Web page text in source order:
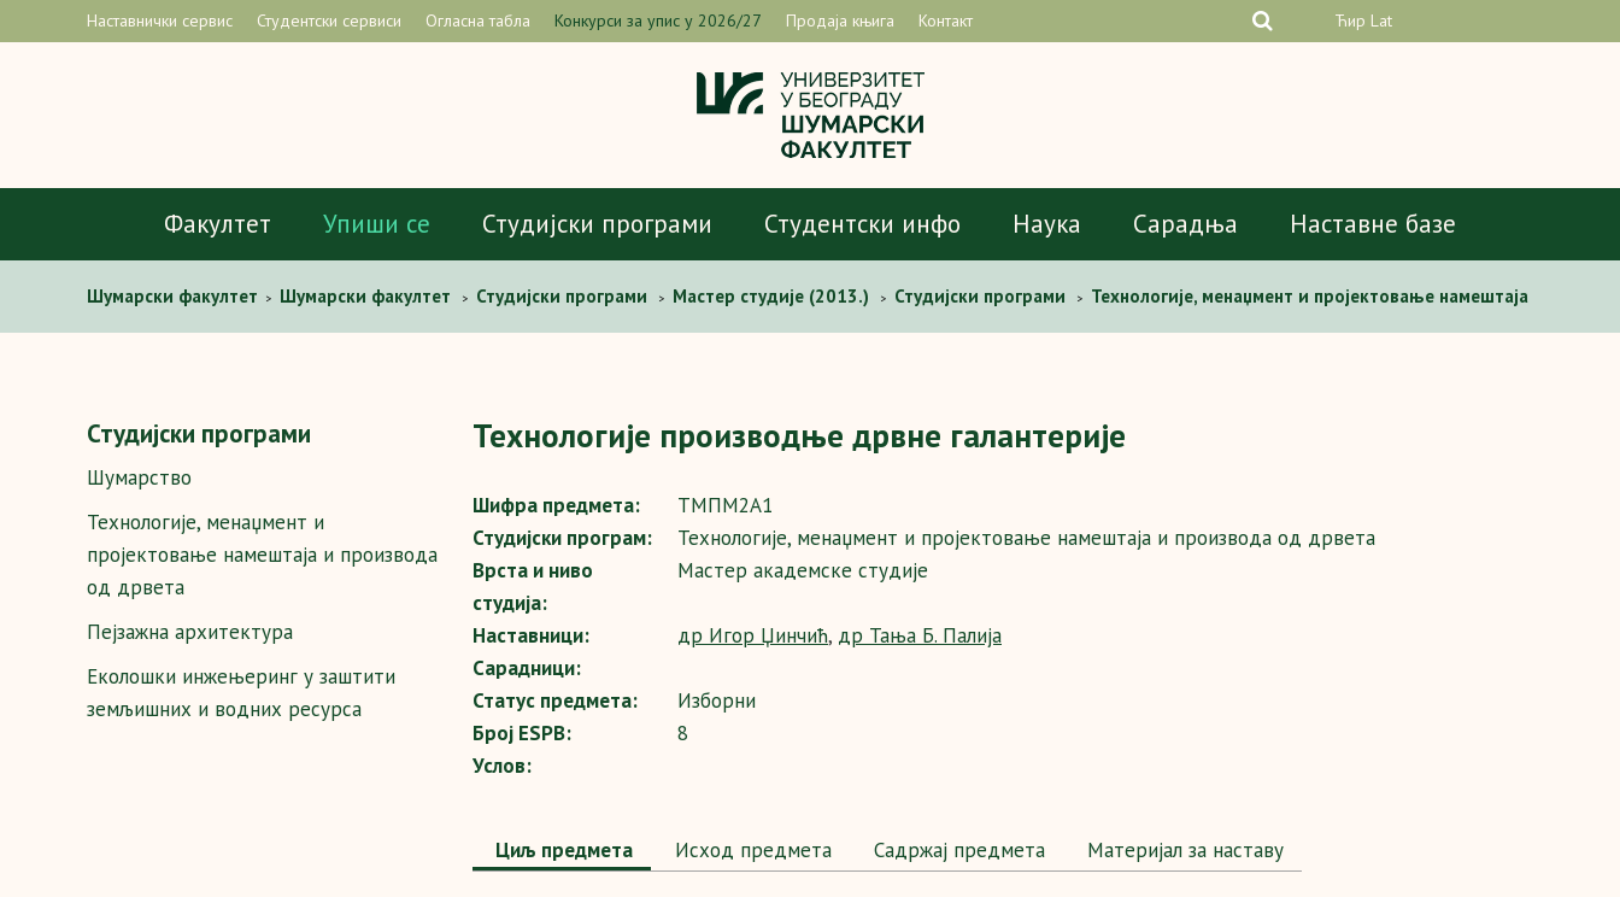
Наставнички сервис Студентски сервиси Огласна табла Конкурси за упис у 2026/27 Продаја књига Контакт Ћир Lat
Факултет Упиши се Студијски програми Студентски инфо Наука Сарадња Наставне базе
Шумaрски факултет > Шумарски факултет > Студијски програми > Мастер студије (2013.) > Студијски програми > Технологије, менаџмент и пројектовање намештаја
Студијски програми
Шумарство
Технологије, менаџмент и
пројектовање намештаја и производа
од дрвета
Пејзажна архитектура
Еколошки инжењеринг у заштити
земљишних и водних ресурса
Технологије производње дрвне галантерије
Шифра предмета:
ТМПМ2А1
Студијски програм:
Технологије, менаџмент и пројектовање намештаја и производа од дрвета
Врста и ниво
студија:
Mастер академске студије
Наставници: др Игор Џинчић, др Тања Б. Палија
Сарадници:
Статус предмета:
Изборни
Број ESPB:
8
Услов:
Циљ предмета Исход предмета Садржај предмета Maтеријал за наставу